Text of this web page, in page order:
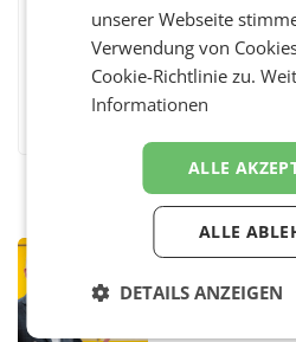
Facebook Twitter
ersten
unserer Webseite
Verwendung von
Cookie-Richtlinie zu.
Informationen
ALLE
ALLE
DETAILS ANZEIGEN